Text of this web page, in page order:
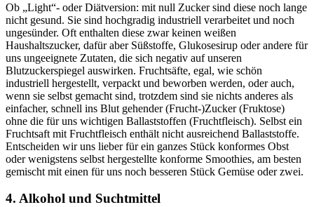
Ob „Light“- oder Diätversion: mit null Zucker sind diese noch lange
nicht gesund. Sie sind hochgradig industriell verarbeitet und noch
ungesünder. Oft enthalten diese zwar keinen weißen
Haushaltszucker, dafür aber Süßstoffe, Glukosesirup oder andere für
uns ungeeignete Zutaten, die sich negativ auf unseren
Blutzuckerspiegel auswirken. Fruchtsäfte, egal, wie schön
industriell hergestellt, verpackt und beworben werden, oder auch,
wenn sie selbst gemacht sind, trotzdem sind sie nichts anderes als
einfacher, schnell ins Blut gehender (Frucht-)Zucker (Fruktose)
ohne die für uns wichtigen Ballaststoffen (Fruchtfleisch). Selbst ein
Fruchtsaft mit Fruchtfleisch enthält nicht ausreichend Ballaststoffe.
Entscheiden wir uns lieber für ein ganzes Stück konformes Obst
oder wenigstens selbst hergestellte konforme Smoothies, am besten
gemischt mit einen für uns noch besseren Stück Gemüse oder zwei.
4. Alkohol und Suchtmittel